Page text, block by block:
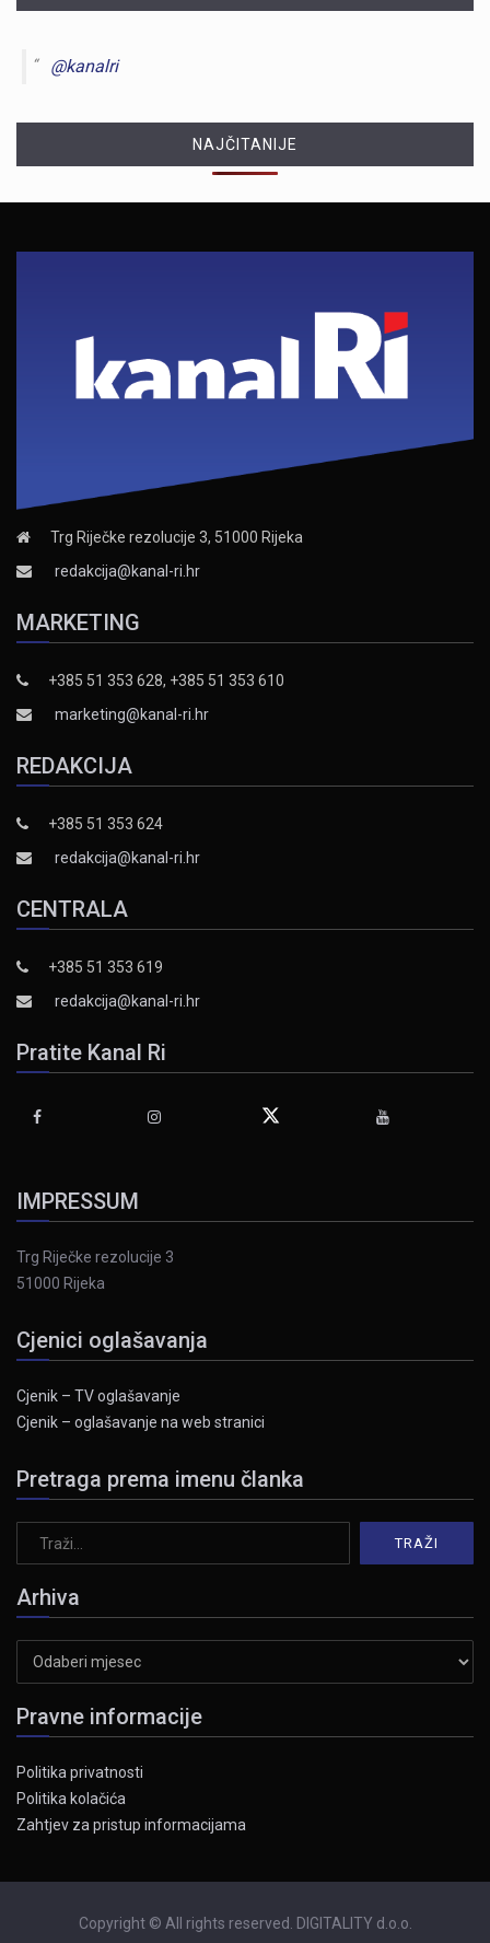
@kanalri
NAJČITANIJE
Trg Riječke rezolucije 3, 51000 Rijeka
redakcija@kanal-ri.hr
MARKETING
+385 51 353 628, +385 51 353 610
marketing@kanal-ri.hr
REDAKCIJA
+385 51 353 624
redakcija@kanal-ri.hr
CENTRALA
+385 51 353 619
redakcija@kanal-ri.hr
Pratite Kanal Ri
IMPRESSUM
Trg Riječke rezolucije 3
51000 Rijeka
Cjenici oglašavanja
Cjenik – TV oglašavanje
Cjenik – oglašavanje na web stranici
Pretraga prema imenu članka
Arhiva
Pravne informacije
Politika privatnosti
Politika kolačića
Zahtjev za pristup informacijama
Copyright © All rights reserved. DIGITALITY d.o.o.